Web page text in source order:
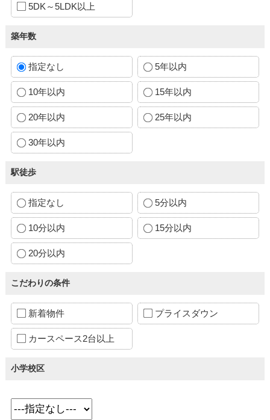
5DK～5LDK以上
築年数
指定なし 5年以内
10年以内 15年以内
20年以内 25年以内
30年以内
駅徒歩
指定なし 5分以内
10分以内 15分以内
20分以内
こだわりの条件
新着物件 プライスダウン
カースペース2台以上
小学校区